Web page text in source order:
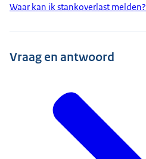
Waar kan ik stankoverlast melden?
Vraag en antwoord